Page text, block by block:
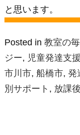
と思います。
Posted in 教室の
ジー, 児童発達支援
市川市, 船橋市, 発
別サポート , 放課